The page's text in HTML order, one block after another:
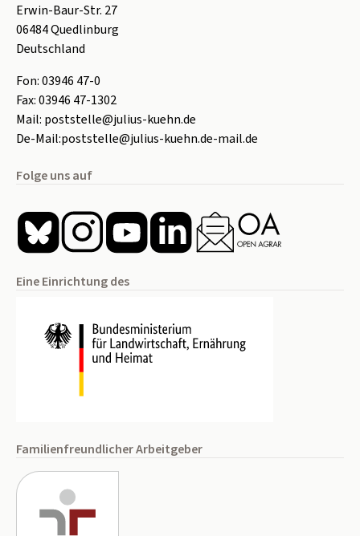
Erwin-Baur-Str. 27
06484Quedlinburg
Deutschland
Fon:03946 47-0
Fax:03946 47-1302
Mail: poststelle@julius-kuehn.de
De-Mail:poststelle@julius-kuehn.de-mail.de
Folge uns auf
Eine Einrichtung des
Familienfreundlicher Arbeitgeber